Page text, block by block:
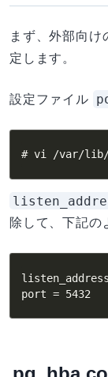
まず、外部向
定します。
設定ファイル
# vi /var/lib/
除して、下記の
port = 5432